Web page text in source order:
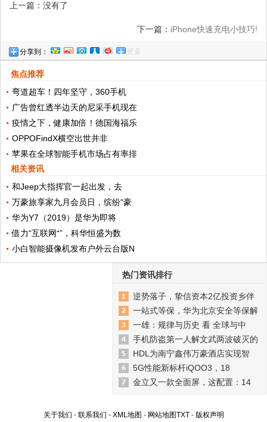
上一篇：没有了
下一篇： iPhone快速充电小技巧!
分享到： 更多
焦点推荐
弯道超车！四年坚守，360手机
广告曾红透半边天的尼采手机现在
疫情之下，健康加倍！德国海福乐
OPPOFindX横空出世并非
苹果在全球智能手机市场占有率排
相关资讯
和Jeep大指挥官一起出发，去
万豪旅享家九月会员日，缤纷“豪
华为Y7（2019）是华为即将
借力“互联网⁺”，科华恒盛为数
小白智能摄像机发布户外云台版N
热门资讯排行
逆势落子，挚信资本2亿投资乡伴
一站式等保，华为北京安全等保解
一雄：规律与历史 看 全球与中
手机防盗第一人解文武两波破灭的
HDL为南宁鑫伟万豪酒店实现智
5G性能新标杆iQOO3，18
金立又一款全面屏，这配置：14
关于我们 - 联系我们 - XML地图 - 网站地图TXT- 版权声明